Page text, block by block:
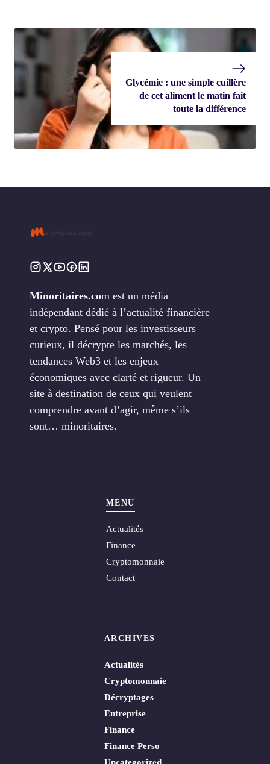
Glycémie : une simple cuillère
de cet aliment le matin fait
toute la différence
Minoritaires.com est un média
indépendant dédié à l’actualité financière
et crypto. Pensé pour les investisseurs
curieux, il décrypte les marchés, les
tendances Web3 et les enjeux
économiques avec clarté et rigueur. Un
site à destination de ceux qui veulent
comprendre avant d’agir, même s’ils
sont… minoritaires.
MENU
Actualités
Finance
Cryptomonnaie
Contact
ARCHIVES
Actualités
Cryptomonnaie
Décryptages
Entreprise
Finance
Finance Perso
Uncategorized